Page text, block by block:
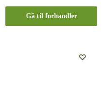
Gå til forhandler